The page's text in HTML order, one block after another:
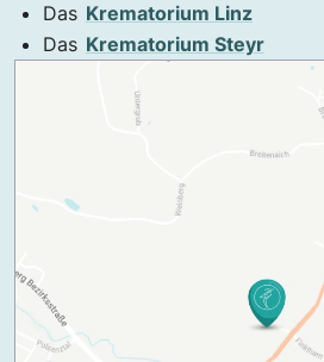
Das Krematorium Linz
Das Krematorium Steyr